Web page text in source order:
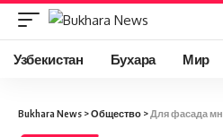
Узбекистан Бухара Мир
Bukhara News >Общество >Для фасада многоэтажных